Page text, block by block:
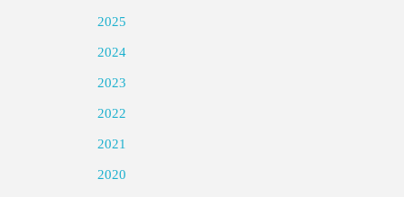
2025
2024
2023
2022
2021
2020